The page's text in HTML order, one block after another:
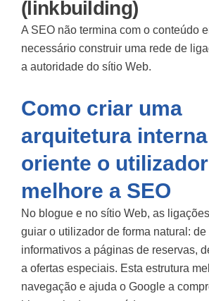
(linkbuilding)
A SEO não termina com o conteúdo
necessário construir uma rede de
a autoridade do sítio Web.
Como criar uma
arquitetura
oriente o
melhore a SEO
No blogue e no sítio Web, as
guiar o utilizador de forma natural: de
informativos a páginas de reservas,
a ofertas especiais. Esta estrutura
navegação e ajuda o Google a